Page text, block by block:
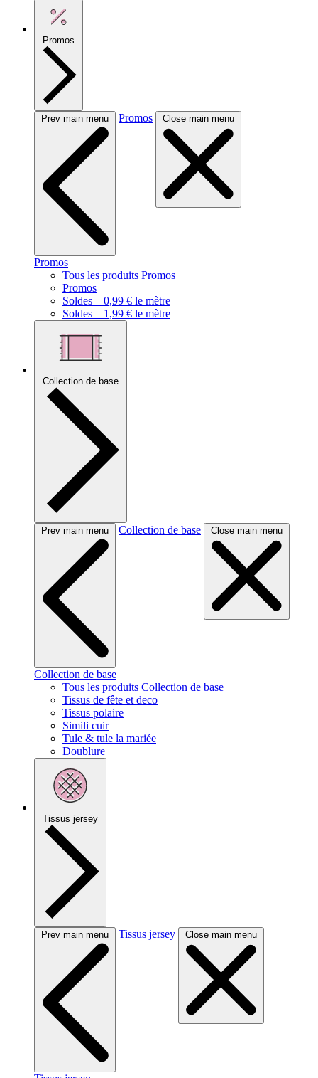
Promos
Prev main menu Promos Close main menu
Promos
Tous les produits Promos
Promos
Soldes – 0,99 € le mètre
Soldes – 1,99 € le mètre
Collection de base
Prev main menu Collection de base Close main menu
Collection de base
Tous les produits Collection de base
Tissus de fête et deco
Tissus polaire
Simili cuir
Tule & tule la mariée
Doublure
Tissus jersey
Prev main menu Tissus jersey Close main menu